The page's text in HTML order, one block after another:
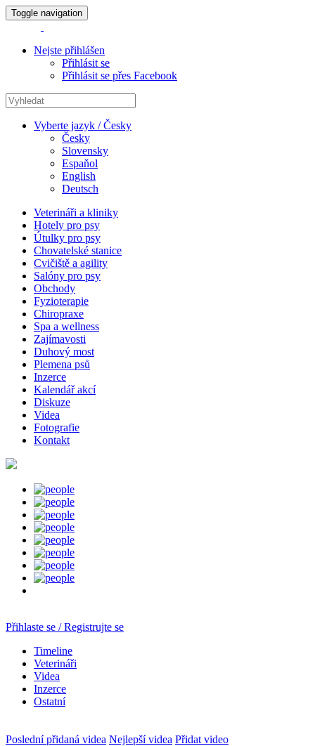
Toggle navigation
Nejste přihlášen
Přihlásit se
Přihlásit se přes Facebook
Vyberte jazyk / Česky
Česky
Slovensky
Espaňol
English
Deutsch
Veterináři a kliniky
Hotely pro psy
Útulky pro psy
Chovatelské stanice
Cvičiště a agility
Salóny pro psy
Obchody
Fyzioterapie
Chiropraxe
Spa a wellness
Zajímavosti
Duhový most
Plemena psů
Inzerce
Kalendář akcí
Diskuze
Videa
Fotografie
Kontakt
Přihlaste se / Registrujte se
Timeline
Veterináři
Videa
Inzerce
Ostatní
Poslední přidaná videa Nejlepší videa Přidat video